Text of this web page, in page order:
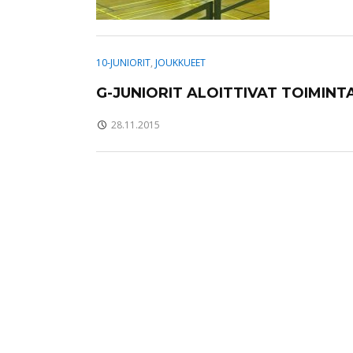
10-JUNIORIT, JOUKKUEET
G-JUNIORIT ALOITTIVAT
28.11.2015